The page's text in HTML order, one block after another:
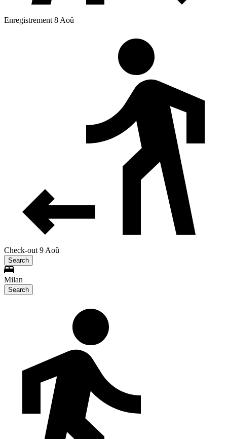
Enregistrement 8 Aoû
Check-out 9 Aoû
Search
Milan
Search